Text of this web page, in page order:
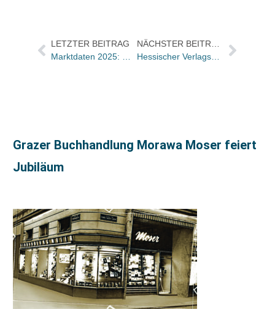
LETZTER BEITRAG
Grazer Buchhandlung Morawa Moser feiert
Jubiläum